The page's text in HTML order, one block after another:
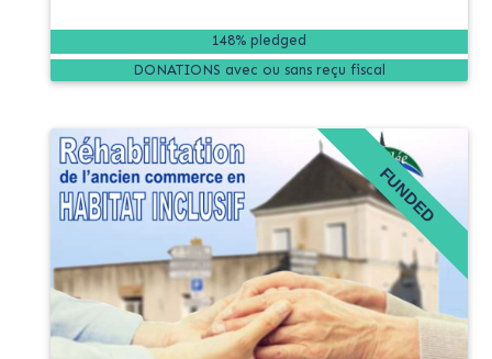
148% pledged
DONATIONS
FUNDED